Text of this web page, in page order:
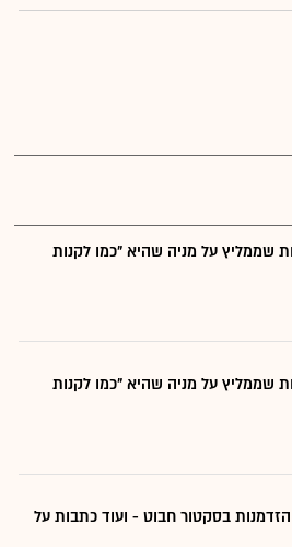
שממליץ על מניה שהיא "כמו לקנות
שממליץ על מניה שהיא "כמו לקנות
בסקטור חבוט - ועוד כתבות על